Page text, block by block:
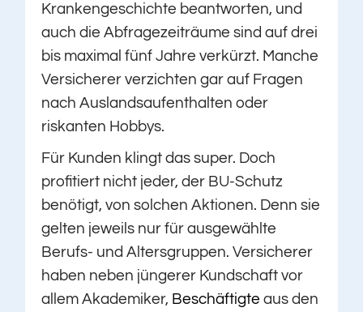
Krankengeschichte beantworten, und
auch die Abfragezeiträume sind auf drei
bis maximal fünf Jahre verkürzt. Manche
Versicherer verzichten gar auf Fragen
nach Auslandsaufenthalten oder
riskanten Hobbys.
Für Kunden klingt das super. Doch
profitiert nicht jeder, der BU-Schutz
benötigt, von solchen Aktionen. Denn sie
gelten jeweils nur für ausgewählte
Berufs- und Altersgruppen. Versicherer
haben neben jüngerer Kundschaft vor
allem Akademiker, Beschäftigte aus den